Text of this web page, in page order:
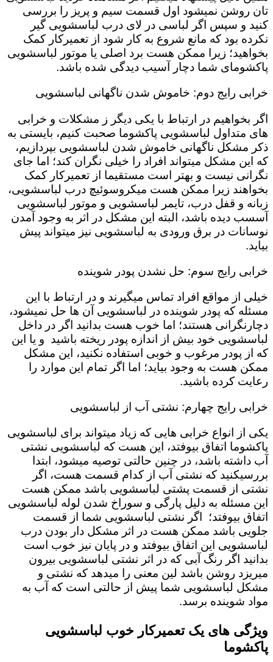
تان روشن نمیشود اول قسمت سیم و پریز را بررسی
کنید و سپس اگر لباسی در لای درب لباسشویی گیر
نکرده بود که مانع شروع به کار شود از تعمیرکار کمک
بخواهید؛ زیرا ممکن هست برد اصلی یا موتور لباسشویی
پاکشومای شما دچار آسیب دیدگی شده باشد.
خرابی رایج دوم: خاموش شدن ناگهانی لباسشویی
اگر بخواهیم در ارتباط با یکی دیگر ز مشکلات و خرابی
های متداول لباسشویی پاکشوما صحبت کنیم، بایستی به
ذکر مشکل ناگهانی خاموش شدن لباسشویی بپردازیم،
که این مشکل میتواند افراد را خیلی نگران کند؛ اما جای
نگرانی نیست و بهتر است مستقیما از تعمیرکار کمک
بخواهند زیرا ممکن هست میکروسوئیچ درب لباسشویی،
زبانه و قفل درب، تایمر لباسشویی و موتور لباسشویی
آسسب دیده باشد، البته این مشکل در اثر به وجود آمدن
نوسانات در برق ورودی به لباسشویی نیز میتواند پیش
بیاید.
خرابی رایج سوم: حل نشدن پودر شوینده
خیلی از مواقع افراد تماس میگیرند و در ارتباط با این
مسئله که پودر شوینده در لباسشویی آن ها حل نمیشود،
دچارنگرانی هستند؛ اما خوب هست بدانید اگر در داخل
لباسشویی خود بیش از اندازه پودر ریخته باشید و یا این
که از پودر مرغوب و خوبی استفاده نکنید، این مشکل
ممکن هست به وجود بیاید؛ اما اگر تمام این موارد را
رعایت کرده باشید.
خرابی رایج چهارم: نشتی آب از لباسشویی
یکی از انواع خرابی هایی که زیاد میتواند برای لباسشویی
پاکشوما اتفاق بیوفتد، این هست که لباسشویی نشتی
آب داشته باشد، در چنین حالتی توصیه میشود، ابتدا
بررسیکنید که نشتی آب از کدام قسمت هست، اگر
نشتی از قسمت پشتی لباسشویی باشد ممکن هست
این مسئله به دلیل پارگی و سوراخ شدن لوله لباسشویی
اتفاق بیوفتد؛ اگر نشتی لباسشویی شما از قسمت
جلویی باشد ممکن هست در اثر مشکل دار بودن درب
لباسشویی این اتفاق بیوفتد و در پایان نیز خوب است
بدانید اگر رنگ آبی که در اثر نشتی لباسشویی بیرون
میریزد روشن باشد لین معنی را میدهد که نشتی و
مشکل لباسشویی شما پیش از حالتی است که آب به
مواد شوینده برسد.
ویژگی های یک تعمیرکار خوب لباسشویی
پاکشوما